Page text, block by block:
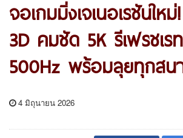
จอเกมมิ่งเจเนอเรชันให
3D คมชัด 5K รีเฟรชเร
500Hz พร้อมลุยทุกสน
4 มิถุนายน 2026